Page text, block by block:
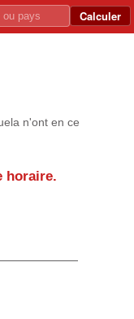
Calculer
n'ont en ce
horaire.